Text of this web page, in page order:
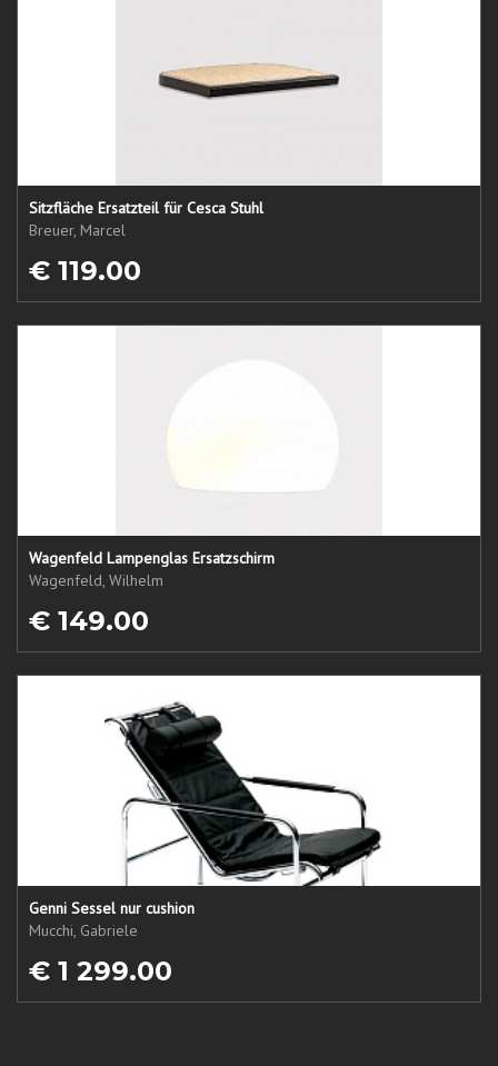
Sitzfläche Ersatzteil für Cesca Stuhl
Breuer, Marcel
€ 119.00
Wagenfeld Lampenglas Ersatzschirm
Wagenfeld, Wilhelm
€ 149.00
Genni Sessel nur cushion
Mucchi, Gabriele
€ 1 299.00